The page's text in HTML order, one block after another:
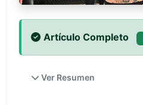
Artículo Completo
Ver Resumen